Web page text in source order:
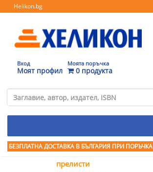
Helikon.bg
Вход
Моят профил
Моята поръчка
0 продукта
БЕЗПЛАТНА ДОСТАВКА В БЪЛГАРИЯ ПРИ ПОРЪЧКА
прелисти